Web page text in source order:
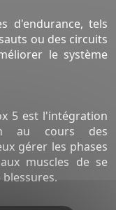
d'endurance, tels
ou des circuits
le système
5 est l'intégration
au cours des
gérer les phases
muscles de se